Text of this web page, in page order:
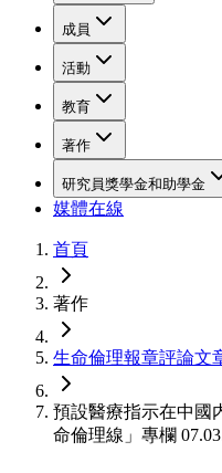
成員
活動
教育
著作
研究員獎學金和助學金
媒體在線
首頁
著作
生命倫理報章評論文
預設醫療指示在中國
命倫理線」專欄